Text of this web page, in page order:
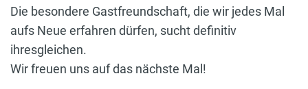
Die besondere Gastfreundschaft, die wir jedes Mal
aufs Neue erfahren dürfen, sucht definitiv
ihresgleichen.
Wir freuen uns auf das nächste Mal!